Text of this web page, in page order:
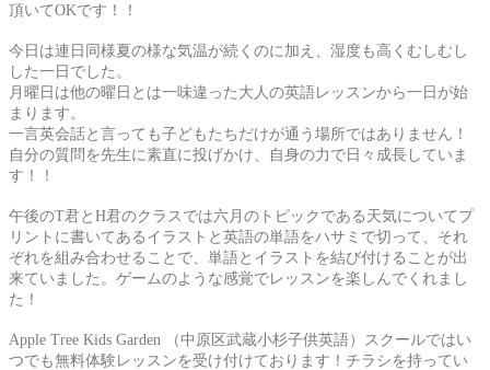
頂いてOKです！！
今日は連日同様夏の様な気温が続くのに加え、湿度も高くむしむし
した一日でした。
月曜日は他の曜日とは一味違った大人の英語レッスンから一日が始
まります。
一言英会話と言っても子どもたちだけが通う場所ではありません！
自分の質問を先生に素直に投げかけ、自身の力で日々成長していま
す！！
午後のT君と H君のクラスでは六月のトピックである天気についてプ
リントに書いてあるイラストと英語の単語をハサミで切って、それ
ぞれを組み合わせることで、単語とイラストを結び付けることが出
来ていました。ゲームのような感覚でレッスンを楽しんでくれまし
た！
Apple Tree Kids Garden
（中原区武蔵小杉子供英語）スクールではい
つでも無料体験レッスンを受け付けております！チラシを持ってい